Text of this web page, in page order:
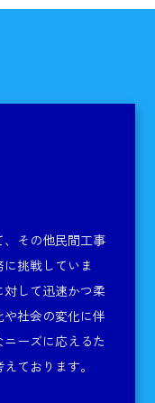
その他民間工事
挑戦していま
して迅速かつ柔
社会の変化に伴
ーズに応えるた
ております。